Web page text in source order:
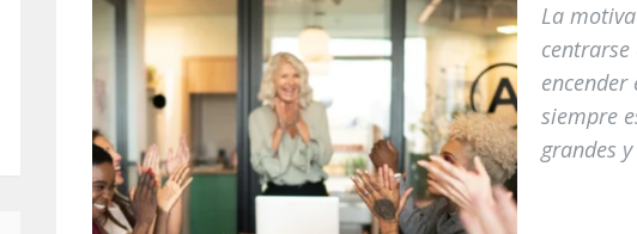
La
siempre
grandes